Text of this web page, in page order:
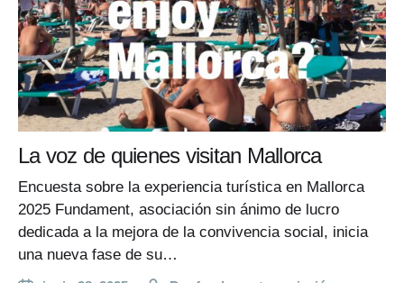
La voz de quienes visitan Mallorca
Encuesta sobre la experiencia turística en Mallorca
2025 Fundament, asociación sin ánimo de lucro
dedicada a la mejora de la convivencia social, inicia
una nueva fase de su…